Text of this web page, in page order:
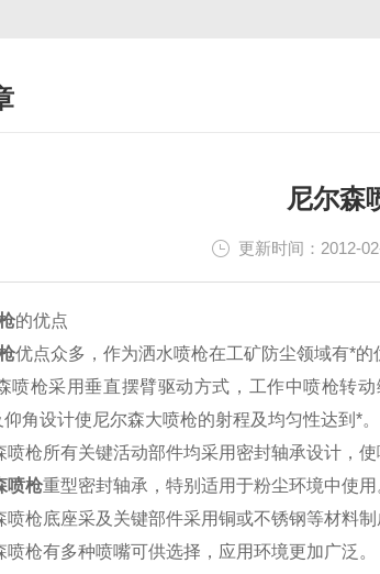
尼尔森
更新时间：2012-
的优点
优点众多，作为洒水喷枪在工矿防尘领域有*的
枪采用垂直摆臂驱动方式，工作中喷枪转动
角设计使尼尔森大喷枪的射程及均匀性达到*。
所有关键活动部件均采用密封轴承设计，使
喷枪重型密封轴承，特别适用于粉尘环境中使用
底座采及关键部件采用铜或不锈钢等材料制
有多种喷嘴可供选择，应用环境更加广泛。